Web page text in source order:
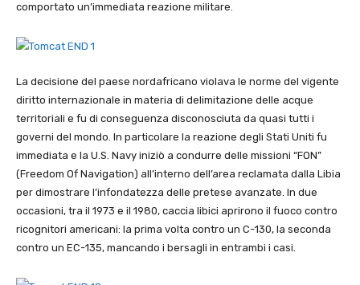
comportato un’immediata reazione militare.
La decisione del paese nordafricano violava le norme del vigente
diritto internazionale in materia di delimitazione delle acque
territoriali e fu di conseguenza disconosciuta da quasi tutti i
governi del mondo. In particolare la reazione degli Stati Uniti fu
immediata e la U.S. Navy iniziò a condurre delle missioni “FON”
(Freedom Of Navigation) all’interno dell’area reclamata dalla Libia
per dimostrare l’infondatezza delle pretese avanzate. In due
occasioni, tra il 1973 e il 1980, caccia libici aprirono il fuoco contro
ricognitori americani: la prima volta contro un C-130, la seconda
contro un EC-135, mancando i bersagli in entrambi i casi.